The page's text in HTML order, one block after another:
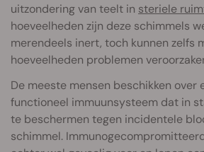
uitzondering van teelt in steriele
hoeveelheden zijn deze schimmels
merendeels inert, toch kunnen zelfs
hoeveelheden problemen
De meeste mensen beschikken over
functioneel immuunsysteem dat in
te beschermen tegen incidentele
schimmel.